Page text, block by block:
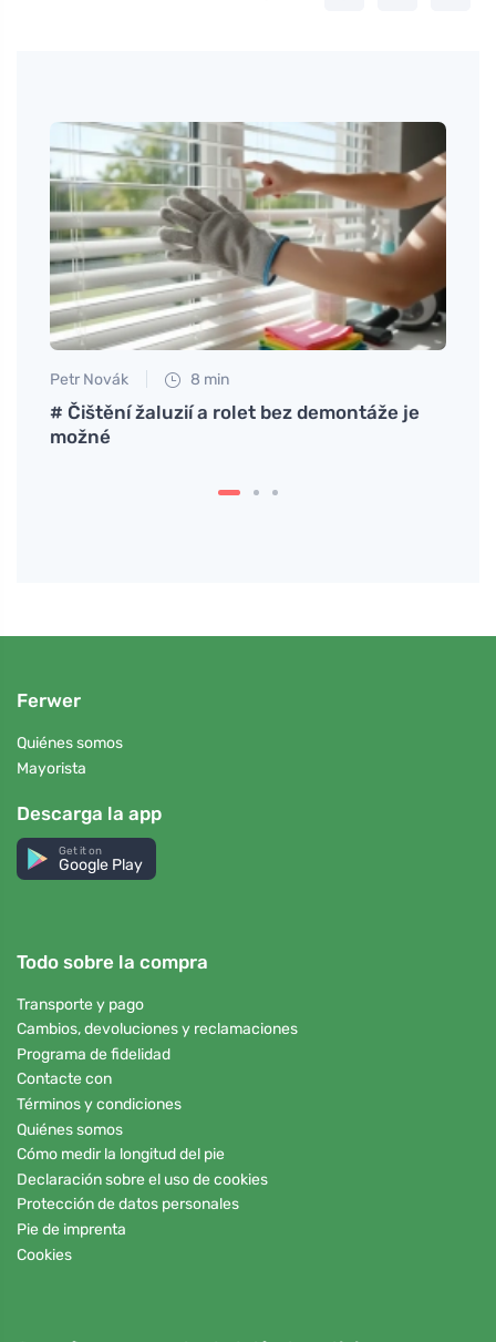
Petr Novák 8 min
# Čištění žaluzií a rolet bez demontáže je
možné
Ferwer
Quiénes somos
Mayorista
Descarga la app
Get it on
Google Play
Todo sobre la compra
Transporte y pago
Cambios, devoluciones y reclamaciones
Programa de fidelidad
Contacte con
Términos y condiciones
Quiénes somos
Cómo medir la longitud del pie
Declaración sobre el uso de cookies
Protección de datos personales
Pie de imprenta
Cookies